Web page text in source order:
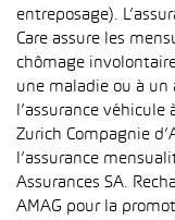
entreposage).
Care assure les
chômage
une maladie ou à un
l’assurance véhicule
Zurich Compagnie
l’assurance
Assurances SA.
AMAG pour la